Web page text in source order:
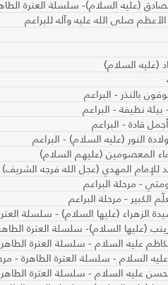
(عليه السلام)- سلسلة العترة
صلى الله عليه وآله للبراعم
(عليه السلام)
بالنذر - البراعم
نظيفة - البراعم
قادة - البراعم
النور (عليه السلام) - البراعم
الزهراء (عليها السلام) - سلسلة
(عليها السلام)- سلسلة العترة
عليه السلام - سلسلة العترة
السلام - سلسلة العترة الطاهرة -
عليه السلام - سلسلة العترة